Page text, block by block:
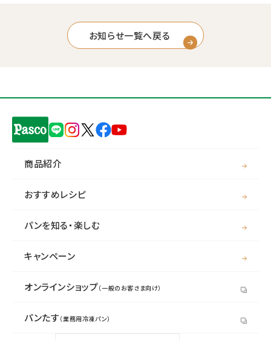
お知らせ一覧へ戻る
商品紹介
おすすめレシピ
パンを知る・楽しむ
キャンペーン
オンラインショップ（一般のお客さま向け）
パンたす （業務用冷凍パン）